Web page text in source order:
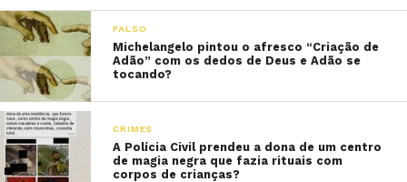
FALSO
Michelangelo pintou o afresco “Criação de
Adão” com os dedos de Deus e Adão se
tocando?
CRIMES
A Polícia Civil prendeu a dona de um centro
de magia negra que fazia rituais com
corpos de crianças?